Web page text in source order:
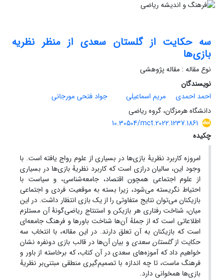
سه حکایت از گلستان سعدی از منظر نظریه
بازی‌ها
نوع مقاله : مقاله پژوهشی
نویسندگان
احمد احمدی
مریم اسماعیلی
جواد فتحی مورجانی
دانشگاه هرمزگان، گروه ریاضی
10.30504/mct.2022.1237.1861
چکیده
امروزه کاربرد نظریۀ بازی‌ها در بسیاری از علوم رواج یافته است. با
وجود این‌، سالیان درازی است که کاربرد نظریهٔ بازی‌ها در بسیاری
از علوم اجتماعی همچون اقتصاد، جامعه‌شناسی‏، و سیاست با
احتیاط نگریسته می‌شود‏، زیرا بسته به موقعیت‌ فردی و اجتماعی
بازیکنان می‌توان نتایج متفاوتی را از یک بازی انتظار داشت. در این
میان، شناخت رفتاری هر بازیکن و استنتاج ریاضی‌گونۀ آن مستلزم
‎‏اطلاعاتی است که از جملهٔ آن‌ها شناخت باورها و فرهنگ جامعه‌ای
است که بازیکنان به آن تعلق دارند. در این مقاله‏، با انتخاب سه
حکایت از ‎گلستان سعدی‎ و بیان آن‌ها در قالب بازی دونفره نشان
خواهیم داد که آموزه‌های سعدی در آن کتاب‏، که برخاسته از باور و
فرهنگ ماست‏، تا چه اندازه با تصمیم‌گیری منطقی مبتنی‌بر نظریهٔ
بازی‌ها همخوانی دارد.